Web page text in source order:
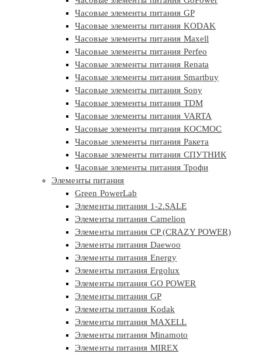
Часовые элементы питания GP
Часовые элементы питания KODAK
Часовые элементы питания Maxell
Часовые элементы питания Perfeo
Часовые элементы питания Renata
Часовые элементы питания Smartbuy
Часовые элементы питания Sony
Часовые элементы питания TDM
Часовые элементы питания VARTA
Часовые элементы питания КОСМОС
Часовые элементы питания Ракета
Часовые элементы питания СПУТНИК
Часовые элементы питания Трофи
Элементы питания
Green PowerLab
Элементы питания 1-2.SALE
Элементы питания Camelion
Элементы питания CP (CRAZY POWER)
Элементы питания Daewoo
Элементы питания Energy
Элементы питания Ergolux
Элементы питания GO POWER
Элементы питания GP
Элементы питания Kodak
Элементы питания MAXELL
Элементы питания Minamoto
Элементы питания MIREX